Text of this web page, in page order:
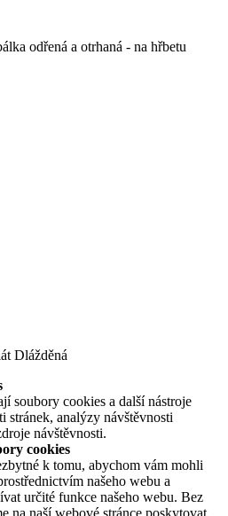
odřená a otrhaná - na hřbetu
Dlážděná
soubory cookies a další nástroje
stránek, analýzy návštěvnosti
návštěvnosti.
cookies
k tomu, abychom vám mohli
našeho webu a
určité funkce našeho webu. Bez
na naší webové stránce poskytovat